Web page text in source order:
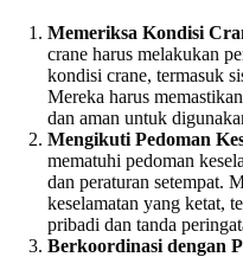
Memeriksa Kondisi
crane harus melakukan
kondisi crane, termasuk
Mereka harus
dan aman untuk
Mengikuti Pedoman
mematuhi pedoman
dan peraturan setempat.
keselamatan yang ketat,
pribadi dan tanda
Berkoordinasi dengan